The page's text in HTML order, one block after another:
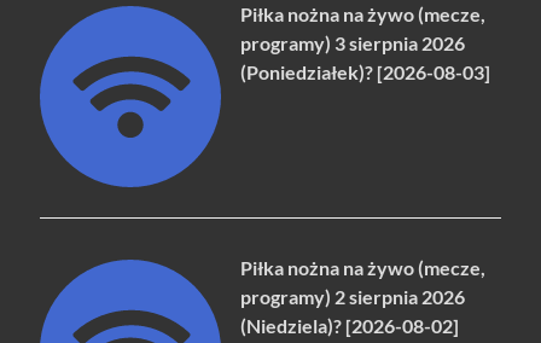
Piłka nożna na żywo (mecze,
programy) 3 sierpnia 2026
(Poniedziałek)? [2026-08-03]
Piłka nożna na żywo (mecze,
programy) 2 sierpnia 2026
(Niedziela)? [2026-08-02]